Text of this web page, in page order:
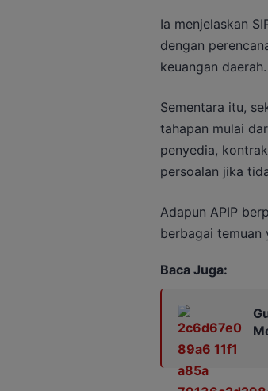
Ia menjelaskan
dengan
keuangan daerah.
Sementara itu,
tahapan mulai
penyedia,
persoalan jika
Adapun APIP
berbagai temuan
Baca Juga: